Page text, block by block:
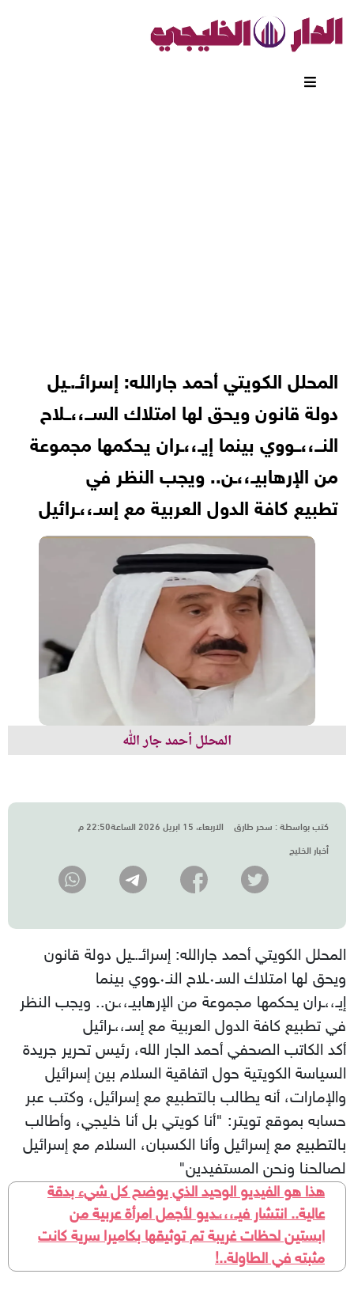
المحلل الكويتي أحمد جارالله: إسرائـ.ـيل
دولة قانون ويحق لها امتلاك الســ،،ــلاح
النــ،،ــووي بينما إيـ،،ـران يحكمها مجموعة
من الإرهابيـ،،ـن.. ويجب النظر في
تطبيع كافة الدول العربية مع إسـ،،ـرائيل
المحلل أحمد جار الله
كتب بواسطة : سحر طارق
الاربعاء، 15 ابريل 2026 الساعة22:50 م
أخبار الخليج
المحلل الكويتي أحمد جارالله: إسرائـ.ـيل دولة قانون
ويحق لها امتلاك السـ٠ـلاح النـ٠ـووي بينما
إيـ،،ـران يحكمها مجموعة من الإرهابيـ،،ـن.. ويجب النظر
في تطبيع كافة الدول العربية مع إسـ،،ـرائيل
أكد الكاتب الصحفي أحمد الجار الله، رئيس تحرير جريدة
السياسة الكويتية حول اتفاقية السلام بين إسرائيل
والإمارات، أنه يطالب بالتطبيع مع إسرائيل، وكتب عبر
حسابه بموقع تويتر: "أنا كويتي بل أنا خليجي، وأطالب
بالتطبيع مع إسرائيل وأنا الكسبان، السلام مع إسرائيل
لصالحنا ونحن المستفيدين"
هذا هو الفيديو الوحيد الذي يوضح كل شيء بدقة
عالية.. انتشار فيـ،،،ـديو لأجمل امرأة عربية من
ابستين لحظات غريبة تم توثيقها بكاميرا سرية كانت
مثبته في الطاولة..!